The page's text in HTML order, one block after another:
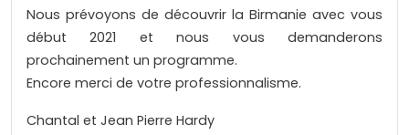
Nous prévoyons de découvrir la Birmanie avec vous
début 2021 et nous vous demanderons
prochainement un programme.
Encore merci de votre professionnalisme.
Chantal et Jean Pierre Hardy